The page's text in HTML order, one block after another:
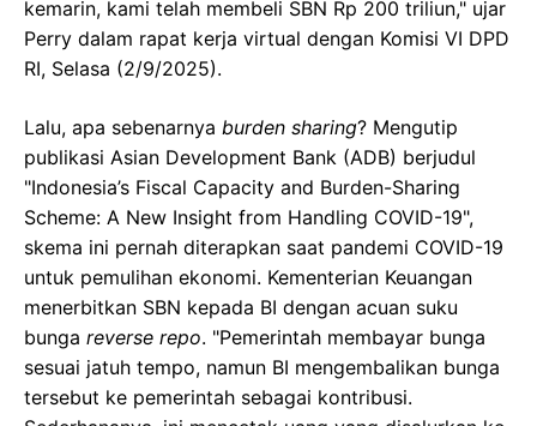
kemarin, kami telah membeli SBN Rp 200 triliun," ujar
Perry dalam rapat kerja virtual dengan Komisi VI DPD
RI, Selasa (2/9/2025).
Lalu, apa sebenarnya burden sharing? Mengutip
publikasi Asian Development Bank (ADB) berjudul
"Indonesia’s Fiscal Capacity and Burden-Sharing
Scheme: A New Insight from Handling COVID-19",
skema ini pernah diterapkan saat pandemi COVID-19
untuk pemulihan ekonomi. Kementerian Keuangan
menerbitkan SBN kepada BI dengan acuan suku
bunga reverse repo. "Pemerintah membayar bunga
sesuai jatuh tempo, namun BI mengembalikan bunga
tersebut ke pemerintah sebagai kontribusi.